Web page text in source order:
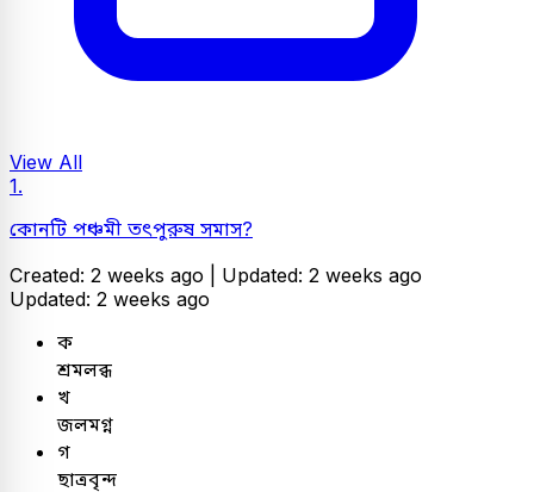
View All
1.
কোনটি পঞ্চমী তৎপুরুষ সমাস?
Created: 2 weeks ago | Updated: 2 weeks ago
Updated: 2 weeks ago
ক
শ্রমলব্ধ
খ
জলমগ্ন
গ
ছাত্রবৃন্দ